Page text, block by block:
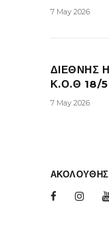
7 May 2026
ΔΙΕΘΝΗΣ
Κ.Ο.Θ 18/5
7 May 2026